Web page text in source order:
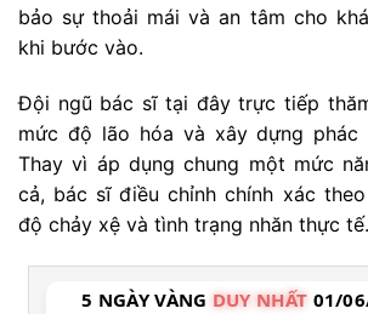
bảo sự thoải mái và an tâm cho
khi bước vào.
Đội ngũ bác sĩ tại đây trực tiếp
mức độ lão hóa và xây dựng phác
Thay vì áp dụng chung một mức
cả, bác sĩ điều chỉnh chính xác
độ chảy xệ và tình trạng nhăn thực tế.
5 NGÀY VÀNG DUY NHẤT 01/